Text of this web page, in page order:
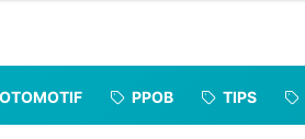
OTOMOTIF PPOB TIPS